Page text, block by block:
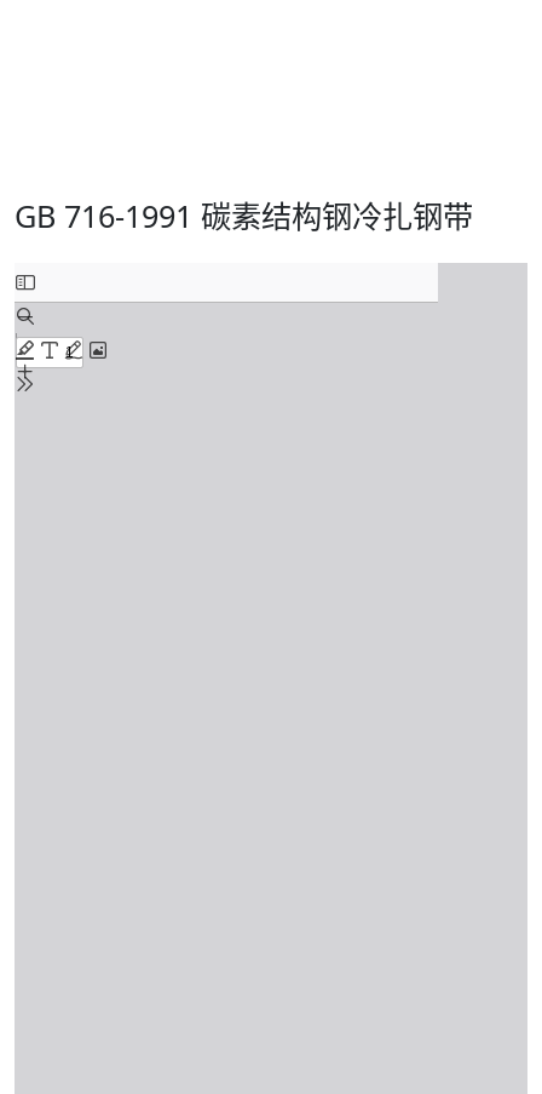
GB 716-1991 碳素结构钢冷扎钢带